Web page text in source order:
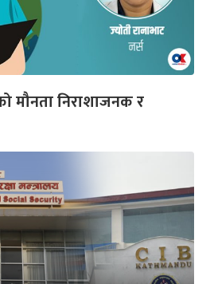
मौनता निराशाजनक र